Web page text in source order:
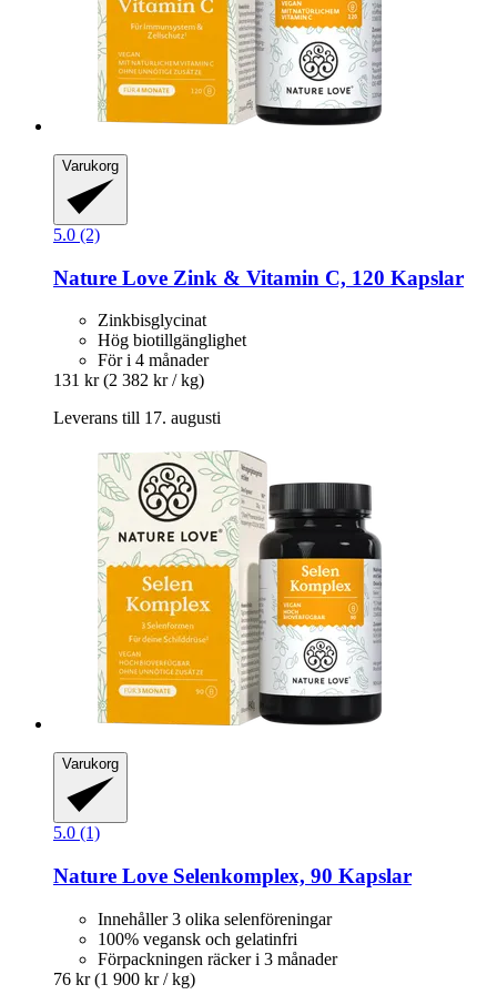
Varukorg
5.0 (2)
Nature Love Zink & Vitamin C, 120 Kapslar
Zinkbisglycinat
Hög biotillgänglighet
För i 4 månader
131 kr (2 382 kr / kg)
Leverans till 17. augusti
Varukorg
5.0 (1)
Nature Love Selenkomplex, 90 Kapslar
Innehåller 3 olika selenföreningar
100% vegansk och gelatinfri
Förpackningen räcker i 3 månader
76 kr (1 900 kr / kg)